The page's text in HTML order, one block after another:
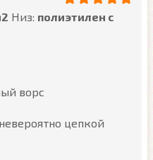
Низ: полиэтилен с
ворс
цепкой